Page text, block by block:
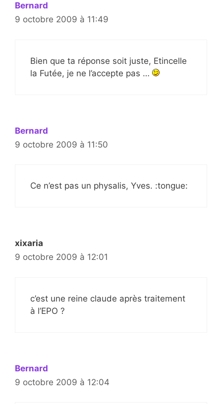
Bernard
9 octobre 2009 à 11:49
Bien que ta réponse soit juste, Etincelle
la Futée, je ne l’accepte pas …
Bernard
9 octobre 2009 à 11:50
Ce n’est pas un physalis, Yves. :tongue:
xixaria
9 octobre 2009 à 12:01
c’est une reine claude après traitement
à l’EPO ?
Bernard
9 octobre 2009 à 12:04